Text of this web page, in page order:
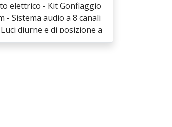
elettrico - Kit Gonfiaggio
- Sistema audio a 8 canali
diurne e di posizione a
retrovisori in